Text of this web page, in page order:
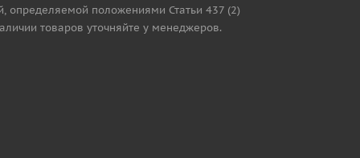
определяемой положениями Статьи 437 (2)
товаров уточняйте у менеджеров.